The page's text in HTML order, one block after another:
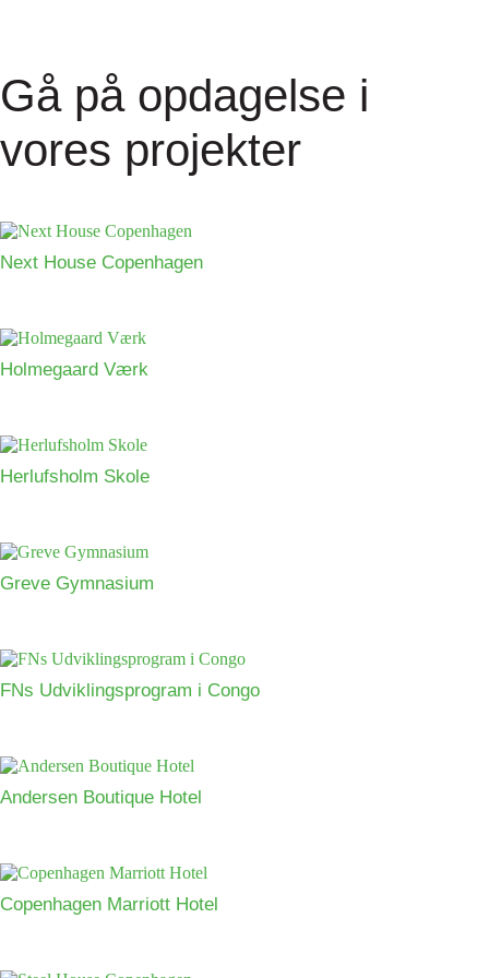
Gå på opdagelse i
vores projekter
Next House Copenhagen
Holmegaard Værk
Herlufsholm Skole
Greve Gymnasium
FNs Udviklingsprogram i Congo
Andersen Boutique Hotel
Copenhagen Marriott Hotel